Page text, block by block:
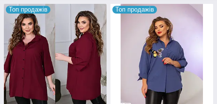
INSTAGRAM Anna_Beatrissa
Детальніше про співпрацю Дроппшипинг ви ознайомитеся в
розділі
https://beatrissa-shop.com.ua/a339024-dropshipping-
klientam.html
Топ продажів Топ продажів